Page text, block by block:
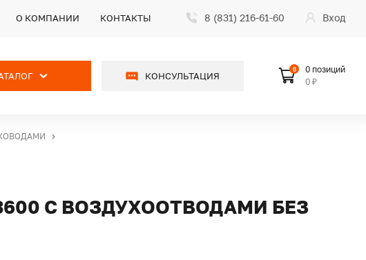
О КОМПАНИИ КОНТАКТЫ 8 (831) 216-61-60 Вход
КОНСУЛЬТАЦИЯ
0
0 позиций
0 ₽
С ВОЗДУХООТВОДАМИ БЕЗ